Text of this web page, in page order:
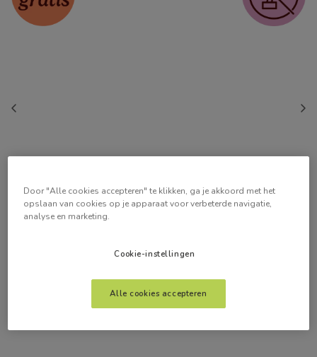
Door "Alle cookies accepteren" te klikken, ga je akkoord met het
opslaan van cookies op je apparaat voor verbeterde navigatie,
analyse en marketing.
Cookie-instellingen
Alle cookies accepteren